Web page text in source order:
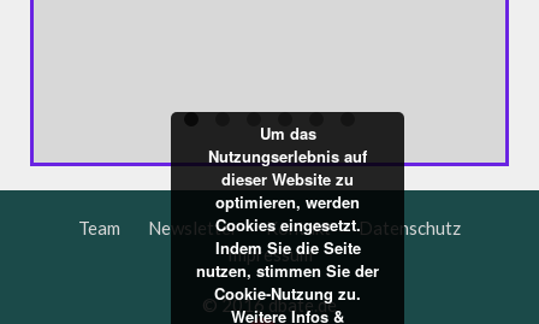
Team Newsletter Kontakt
Datenschutz
Impressum
© 2016 dbate.de
Um das
Nutzungserlebnis auf
dieser Website zu
optimieren, werden
Cookies eingesetzt.
Indem Sie die Seite
nutzen, stimmen Sie der
Cookie-Nutzung zu.
Weitere Infos &